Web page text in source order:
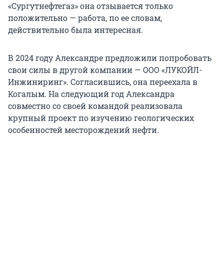
«Сургутнефтегаз» она отзывается только
положительно — работа, по ее словам,
действительно была интересная.
В 2024 году Александре предложили попробовать
свои силы в другой компании — ООО «ЛУКОЙЛ-
Инжиниринг». Согласившись, она переехала в
Когалым. На следующий год Александра
совместно со своей командой реализовала
крупный проект по изучению геологических
особенностей месторождений нефти.